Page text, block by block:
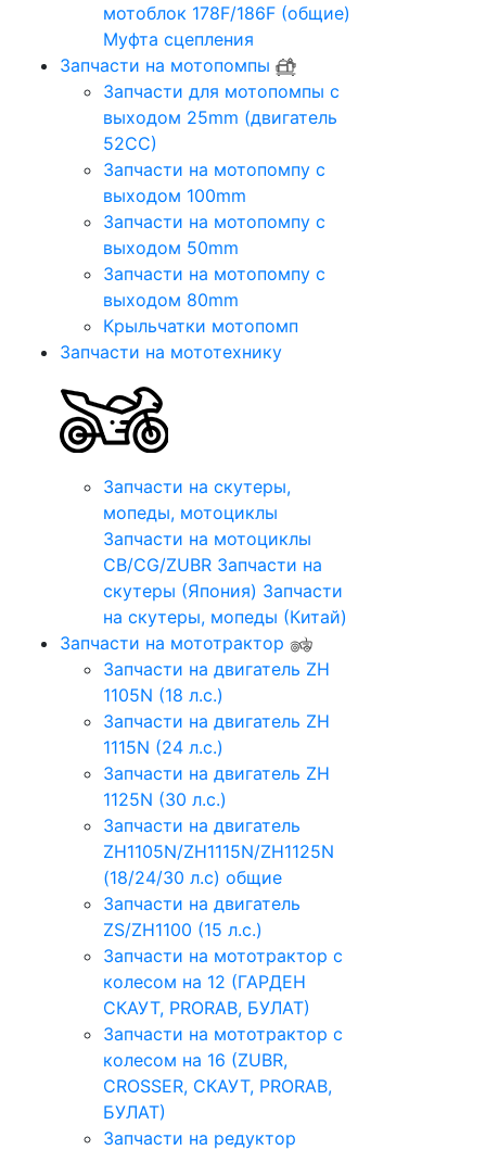
мотоблок 178F/186F (общие)
Муфта сцепления
Запчасти на мотопомпы
Запчасти для мотопомпы с
выходом 25mm (двигатель
52CC)
Запчасти на мотопомпу с
выходом 100mm
Запчасти на мотопомпу с
выходом 50mm
Запчасти на мотопомпу с
выходом 80mm
Крыльчатки мотопомп
Запчасти на мототехнику
Запчасти на скутеры,
мопеды, мотоциклы
Запчасти на мотоциклы
CB/CG/ZUBR Запчасти на
скутеры (Япония) Запчасти
на скутеры, мопеды (Китай)
Запчасти на мототрактор
Запчасти на двигатель ZH
1105N (18 л.с.)
Запчасти на двигатель ZH
1115N (24 л.с.)
Запчасти на двигатель ZH
1125N (30 л.с.)
Запчасти на двигатель
ZH1105N/ZH1115N/ZH1125N
(18/24/30 л.с) общие
Запчасти на двигатель
ZS/ZH1100 (15 л.с.)
Запчасти на мототрактор с
колесом на 12 (ГАРДЕН
СКАУТ, PRORAB, БУЛАТ)
Запчасти на мототрактор с
колесом на 16 (ZUBR,
CROSSER, СКАУТ, PRORAB,
БУЛАТ)
Запчасти на редуктор